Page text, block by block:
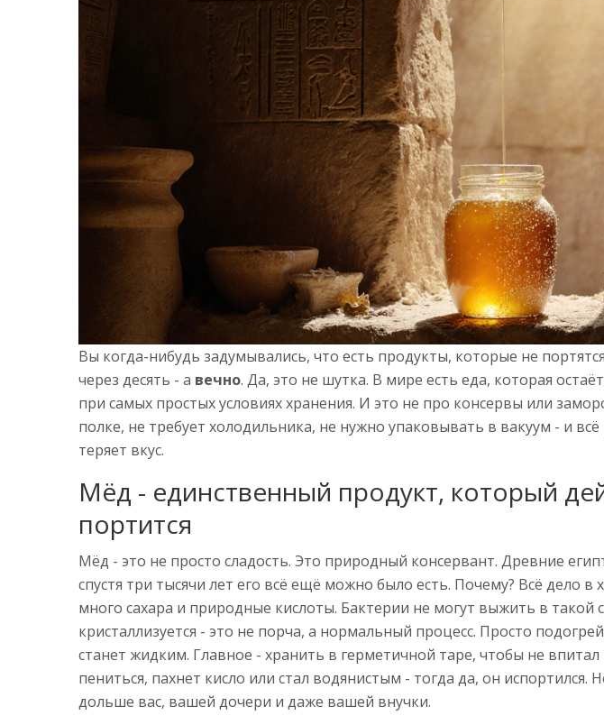
Вы когда-нибудь задумывались, что есть продукты, которые не
через десять - а вечно. Да, это не шутка. В мире есть еда, которая
при самых простых условиях хранения. И это не про консервы или
полке, не требует холодильника, не нужно упаковывать в вакуум - и
теряет вкус.
Мёд - единственный продукт, который
портится
Мёд - это не просто сладость. Это природный консервант. Древние
спустя три тысячи лет его всё ещё можно было есть. Почему? Всё дело
много сахара и природные кислоты. Бактерии не могут выжить в такой
кристаллизуется - это не порча, а нормальный процесс. Просто
станет жидким. Главное - хранить в герметичной таре, чтобы не впитал
пениться, пахнет кисло или стал водянистым - тогда да, он
дольше вас, вашей дочери и даже вашей внучки.